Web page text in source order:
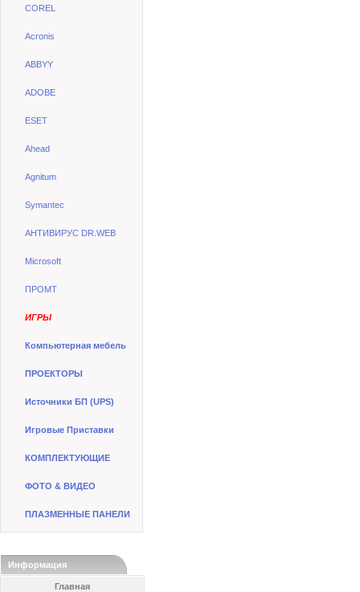
COREL
Acronis
ABBYY
ADOBE
ESET
Ahead
Agnitum
Symantec
АНТИВИРУС DR.WEB
Microsoft
ПРОМТ
ИГРЫ
Компьютерная мебель
ПРОЕКТОРЫ
Источники БП (UPS)
Игровые Приставки
КОМПЛЕКТУЮЩИЕ
ФОТО & ВИДЕО
ПЛАЗМЕННЫЕ ПАНЕЛИ
Информация
Главная